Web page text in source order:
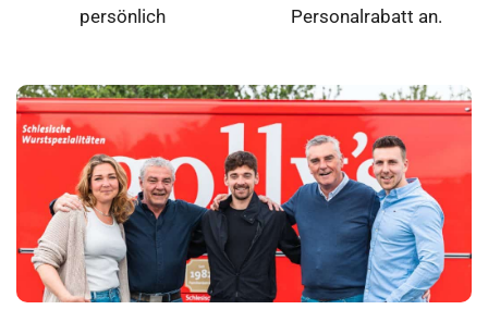
persönlich
Personalrabatt an.